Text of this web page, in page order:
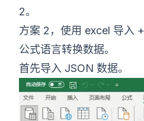
2。
方案 2，使用 excel 导入 +
公式语言转换数据。
首先导入 JSON 数据。